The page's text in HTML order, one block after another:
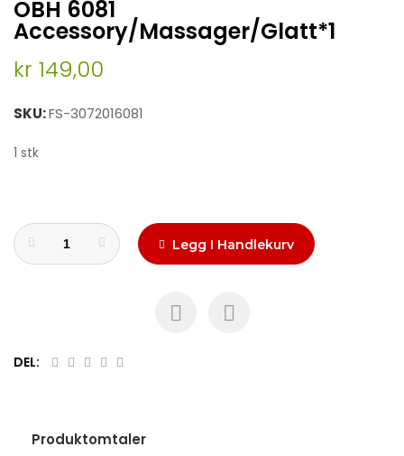
to
the
beginning
of
the
gallery
OBH 6081
Accessory/Massager/Glatt*1
kr 149,00
SKU FS-3072016081
1 stk
Legg I Handlekurv
DEL:
Produktomtaler